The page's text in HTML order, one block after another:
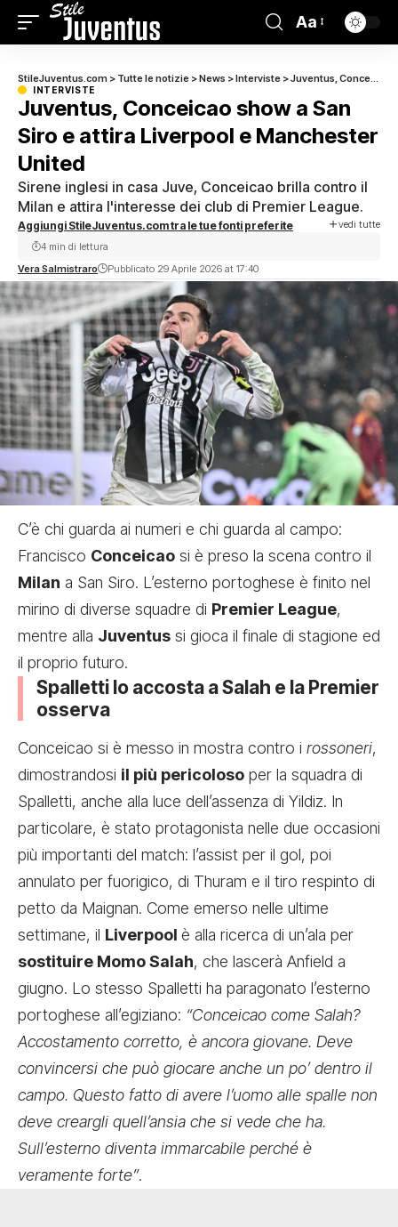
Aa
StileJuventus.com > Tutte le notizie >News >Interviste >Juventus, Conceicao show a San Siro e attira Liverpool e Manchester United
INTERVISTE
Juventus, Conceicao show a San
Siro e attira Liverpool e Manchester
United
Sirene inglesi in casa Juve, Conceicao brilla contro il
Milan e attira l'interesse dei club di Premier League.
Aggiungi StileJuventus.com tra le tue fonti preferite vedi tutte
Vera Salmistraro Pubblicato 29 Aprile 2026 at 17:40
4 min di lettura
C’è chi guarda ai numeri e chi guarda al campo:
Francisco Conceicao si è preso la scena contro il
Milan a San Siro. L’esterno portoghese è finito nel
mirino di diverse squadre di Premier League,
mentre alla Juventus si gioca il finale di stagione ed
il proprio futuro.
Spalletti lo accosta a Salah e la Premier
osserva
Conceicao si è messo in mostra contro i rossoneri,
dimostrandosi il più pericoloso per la squadra di
Spalletti, anche alla luce dell’assenza di Yildiz. In
particolare, è stato protagonista nelle due occasioni
più importanti del match: l’assist per il gol, poi
annulato per fuorigico, di Thuram e il tiro respinto di
petto da Maignan. Come emerso nelle ultime
settimane, il Liverpool è alla ricerca di un’ala per
sostituire Momo Salah, che lascerà Anfield a
giugno. Lo stesso Spalletti ha paragonato l’esterno
portoghese all’egiziano: “Conceicao come Salah?
Accostamento corretto, è ancora giovane. Deve
convincersi che può giocare anche un po’ dentro il
campo. Questo fatto di avere l’uomo alle spalle non
deve creargli quell’ansia che si vede che ha.
Sull’esterno diventa immarcabile perché è
veramente forte”.